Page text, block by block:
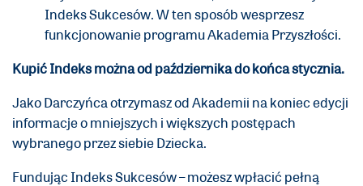
Indeks Sukcesów. W ten sposób wesprzesz
funkcjonowanie programu Akademia Przyszłości.
Kupić Indeks można od października do końca stycznia.
Jako Darczyńca otrzymasz od Akademii na koniec edycji
informacje o mniejszych i większych postępach
wybranego przez siebie Dziecka.
Fundując Indeks Sukcesów – możesz wpłacić pełną